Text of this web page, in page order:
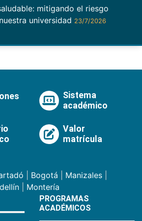
mitigando el riesgo
universidad 23/7/2026
Sistema
académico
Valor
matrícula
Bogotá Manizales
Montería
PROGRAMAS
ACADÉMICOS